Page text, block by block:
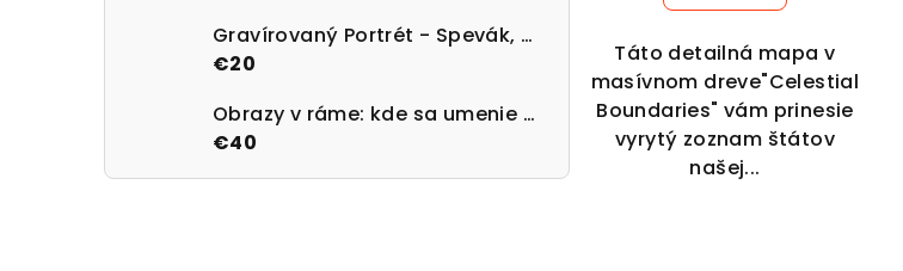
Gravírovaný Portrét - Spevák, Herec alebo Športovec v štýle kresba ceruzou
€20
Obrazy v ráme: kde sa umenie stretne s technológiou - Variant 3
€40
Táto detailná mapa v
masívnom dreve"Celestial
Boundaries" vám prinesie
vyrytý zoznam štátov
našej...